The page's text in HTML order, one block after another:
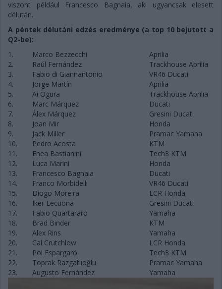
viszont például Francesco Bagnaia, aki ugyancsak elesett
délután.
A péntek délutáni edzés eredménye (a top 10 bejutott a
Q2-be):
1.
Marco Bezzecchi
Aprilia
2.
Raúl Fernández
Trackhouse Aprilia
3.
Fabio di Giannantonio
VR46 Ducati
4.
Jorge Martín
Aprilia
5.
Ai Ogura
Trackhouse Aprilia
6.
Marc Márquez
Ducati
7.
Álex Márquez
Gresini Ducati
8.
Joan Mir
Honda
9.
Jack Miller
Pramac Yamaha
10.
Pedro Acosta
KTM
11.
Enea Bastianini
Tech3 KTM
12.
Luca Marini
Honda
13.
Francesco Bagnaia
Ducati
14.
Franco Morbidelli
VR46 Ducati
15.
Diogo Moreira
LCR Honda
16.
Iker Lecuona
Gresini Ducati
17.
Fabio Quartararo
Yamaha
18.
Brad Binder
KTM
19.
Alex Rins
Yamaha
20.
Cal Crutchlow
LCR Honda
21.
Pol Espargaró
Tech3 KTM
22.
Toprak Razgatlıoğlu
Pramac Yamaha
23.
Augusto Fernández Yamaha